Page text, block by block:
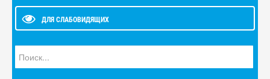
ДЛЯ СЛАБОВИДЯЩИХ